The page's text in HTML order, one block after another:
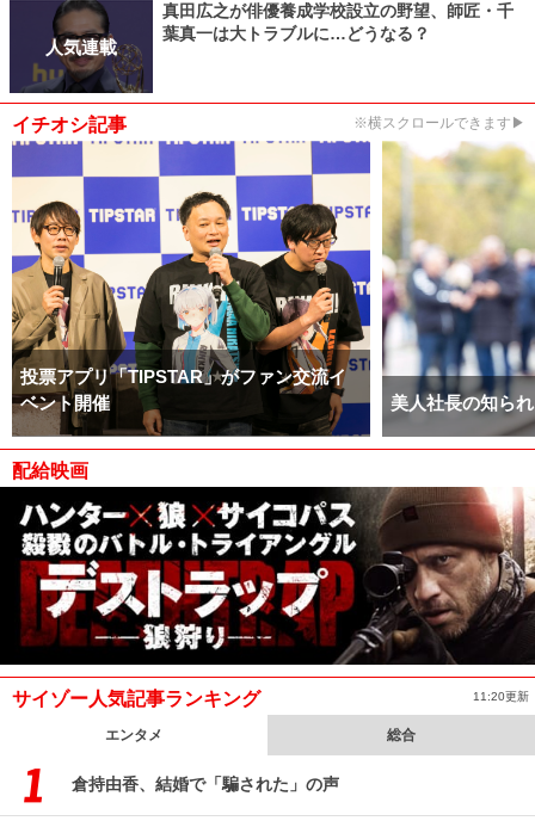
人気連載
真田広之が俳優養成学校設立の野望、師匠・千
葉真一は大トラブルに…どうなる？
イチオシ記事 ※横スクロールできます▶
投票アプリ「TIPSTAR」がファン交流イ
ベント開催
美人社長の知ら
配給映画
サイゾー人気記事ランキング 11:20更新
エンタメ 総合
倉持由香、結婚で「騙された」の声